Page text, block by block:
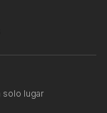
solo lugar